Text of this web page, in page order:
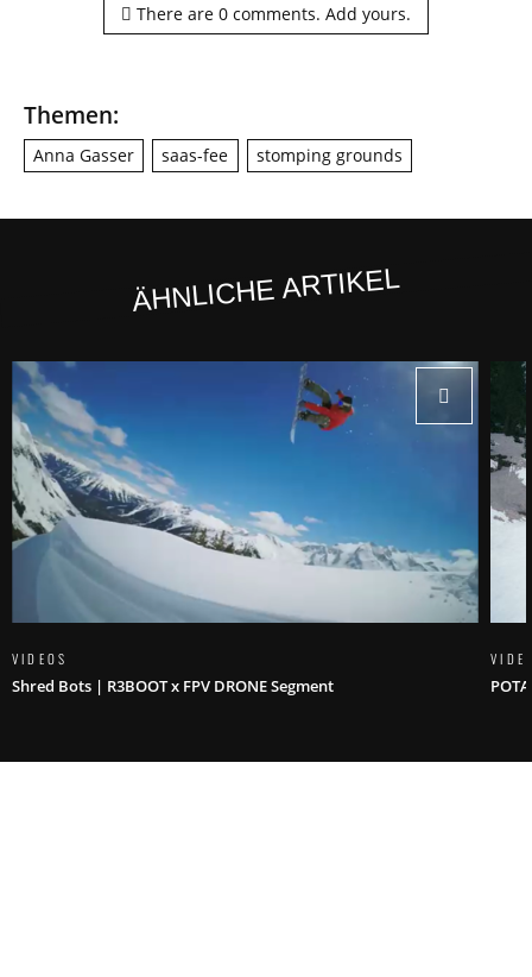
There are 0 comments. Add yours.
Themen:
Anna Gasser saas-fee stomping grounds
ÄHNLICHE ARTIKEL
VIDEOS
Shred Bots | R3BOOT x FPV DRONE Segment